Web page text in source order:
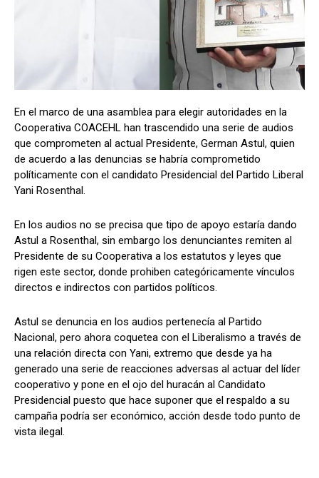
Comparta
Facebook X WhatsApp
Comparta
Facebook X WhatsApp
En el marco de una asamblea para elegir autoridades en la
Cooperativa COACEHL han trascendido una serie de audios
que comprometen al actual Presidente, German Astul, quien
de acuerdo a las denuncias se habría comprometido
políticamente con el candidato Presidencial del Partido Liberal
Yani Rosenthal.
En los audios no se precisa que tipo de apoyo estaría dando
Astul a Rosenthal, sin embargo los denunciantes remiten al
Presidente de su Cooperativa a los estatutos y leyes que
rigen este sector, donde prohiben categóricamente vínculos
directos e indirectos con partidos políticos.
Astul se denuncia en los audios pertenecía al Partido
Nacional, pero ahora coquetea con el Liberalismo a través de
una relación directa con Yani, extremo que desde ya ha
generado una serie de reacciones adversas al actuar del líder
cooperativo y pone en el ojo del huracán al Candidato
Presidencial puesto que hace suponer que el respaldo a su
campaña podría ser económico, acción desde todo punto de
vista ilegal.